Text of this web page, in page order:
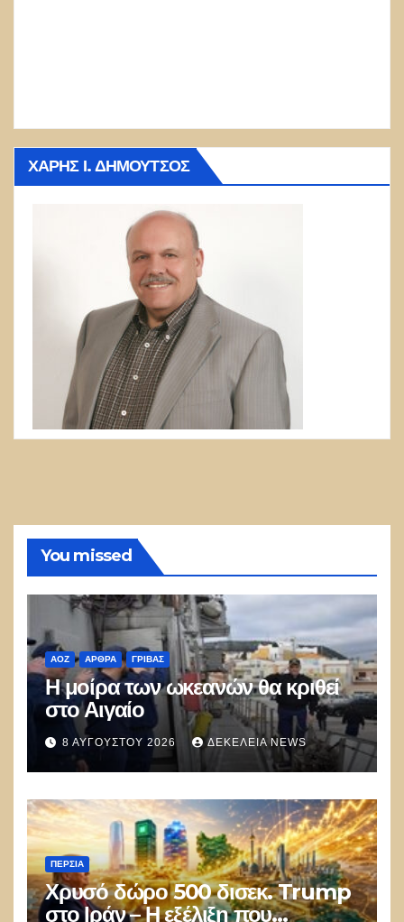
ΧΆΡΗΣ Ι. ΔΗΜΟΎΤΣΟΣ
You missed
ΑΟΖ ΑΡΘΡΑ ΓΡΊΒΑΣ
Η μοίρα των ωκεανών θα κριθεί
στο Αιγαίο
8 ΑΥΓΟΎΣΤΟΥ 2026 ΔΕΚΈΛΕΙΑ NEWS
ΠΕΡΣΊΑ
Χρυσό δώρο 500 δισεκ. Trump
στο Ιράν – Η εξέλιξη που